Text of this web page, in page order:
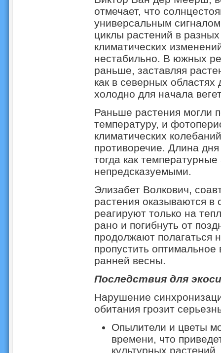
отмечает, что
универсальным
циклы растений в
климатических
нестабильно. В южных
раньше, заставляя
как в северных
холодно для начала
Раньше растения могли
температуру, и
климатических
противоречие. Длина
тогда как
непредсказуемыми.
Элизабет Волкович,
растения оказываются в
реагируют только на
рано и погибнуть от
продолжают полагаться
пропустить
ранней весны.
Последствия для
Нарушение
обитания грозит
Опылители и цветы
времени, что
культурных растений.